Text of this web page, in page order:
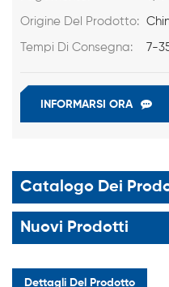
Origine Del Prodotto:
Tempi Di Consegna: 7-
INFORMARSI ORA
Catalogo Dei
Nuovi Prodotti
Dettagli Del Prodotto